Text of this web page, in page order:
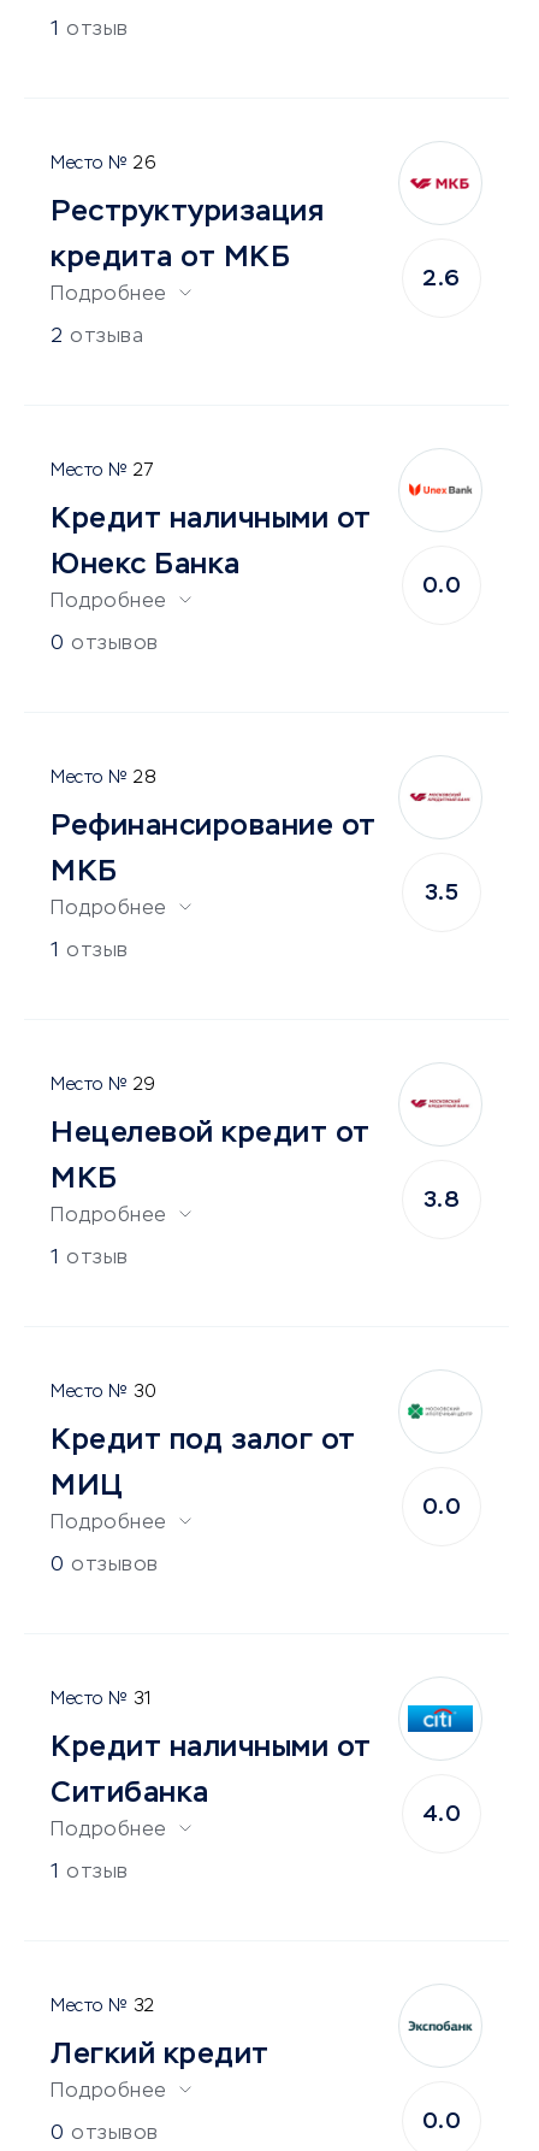
1 отзыв
26
Реструктуризация
кредита от МКБ
Подробнее
2 отзыва
2.6
27
Кредит наличными от
Юнекс Банка
Подробнее
0 отзывов
0.0
28
Рефинансирование от
МКБ
Подробнее
1 отзыв
3.5
29
Нецелевой кредит от
МКБ
Подробнее
1 отзыв
3.8
30
Кредит под залог от
МИЦ
Подробнее
0 отзывов
0.0
31
Кредит наличными от
Ситибанка
Подробнее
1 отзыв
4.0
32
Легкий кредит
Подробнее
0 отзывов
0.0